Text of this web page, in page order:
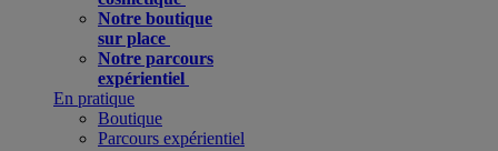
Notre boutique
sur place
Notre parcours
expérientiel
En pratique
Boutique
Parcours expérientiel